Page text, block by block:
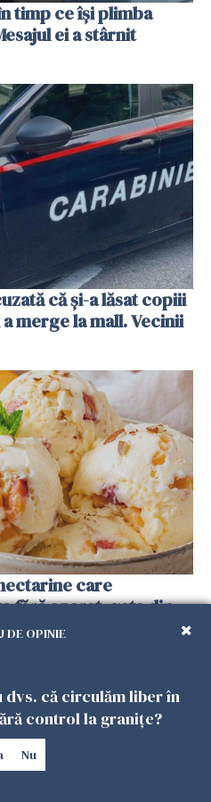
timp ce își plimba
ei a stârnit
că și-a lăsat copiii
merge la mall. Vecinii
care
fără aparat, gata din
DE OPINIE
că circulăm liber în
control la granițe?
Nu